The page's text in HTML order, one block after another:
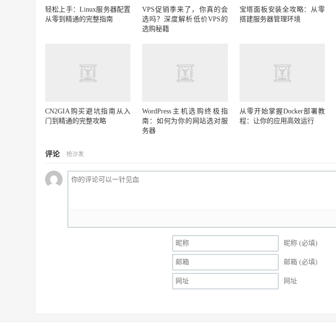
轻松上手：Linux服务器配置
从零到精通的完整指南
VPS促销季来了，你真的会
选吗？深度解析低价VPS的
选购秘籍
宝塔面板安装全攻略：从零
搭建服务器管理环境
CN2GIA购买避坑指南从入
门到精通的完整攻略
WordPress主机选购终极指
南：如何为你的网站选对服
务器
从零开始掌握Docker部署教
程：让你的应用高效运行
评论 抢沙发
昵称 (必填)
邮箱 (必填)
网址